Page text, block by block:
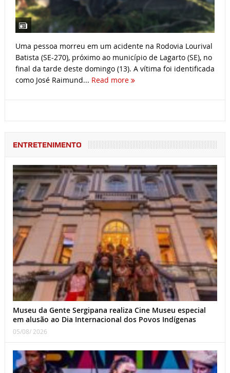
Uma pessoa morreu em um acidente na Rodovia Lourival
Batista (SE-270), próximo ao município de Lagarto (SE), no
final da tarde deste domingo (13). A vítima foi identificada
como José Raimund... Read more
ENTRETENIMENTO
Museu da Gente Sergipana realiza Cine Museu especial
em alusão ao Dia Internacional dos Povos Indígenas
05/08/ 2026